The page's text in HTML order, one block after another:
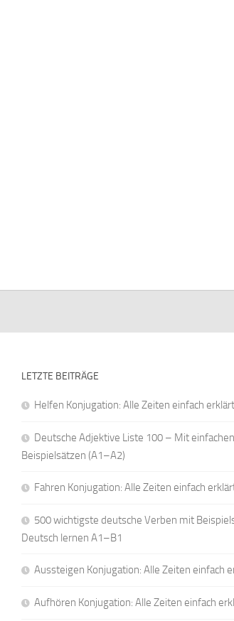
LETZTE BEITRÄGE
Helfen Konjugation: Alle Zeiten einfach erklärt
Deutsche Adjektive Liste 100 – Mit einfachen
Beispielsätzen (A1–A2)
Fahren Konjugation: Alle Zeiten einfach
500 wichtigste deutsche Verben mit
Deutsch lernen A1–B1
Aussteigen Konjugation: Alle Zeiten einfach
Aufhören Konjugation: Alle Zeiten einfach